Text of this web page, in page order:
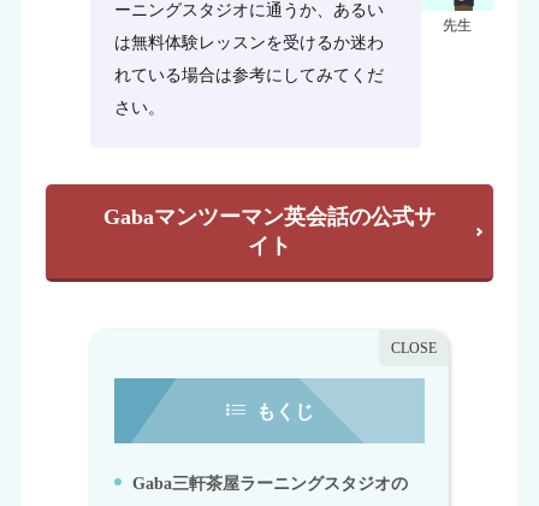
先生
ーニングスタジオに通うか、あるい
は無料体験レッスンを受けるか迷わ
れている場合は参考にしてみてくだ
さい。
Gabaマンツーマン英会話の公式サ
イト
もくじ
Gaba三軒茶屋ラーニングスタジオの